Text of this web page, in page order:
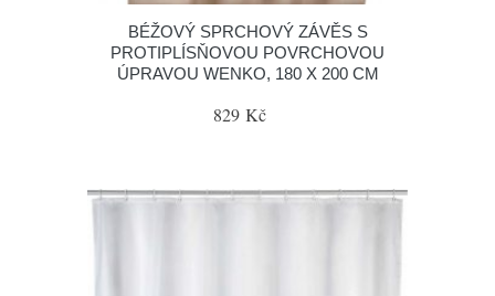
BÉŽOVÝ SPRCHOVÝ ZÁVĚS S
PROTIPLÍSŇOVOU POVRCHOVOU
ÚPRAVOU WENKO, 180 X 200 CM
829 Kč